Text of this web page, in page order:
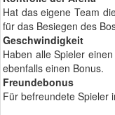
Hat das eigene Team
für das Besiegen des
Geschwindigkeit
Haben alle Spieler
ebenfalls einen Bonus.
Freundebonus
Für befreundete Spieler